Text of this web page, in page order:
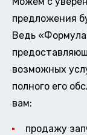
предложения
Ведь
возможных
полного его
вам:
продажу